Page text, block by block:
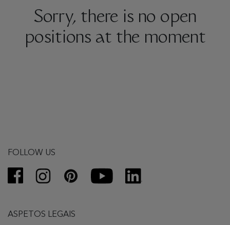
Sorry, there is no open
positions at the moment
FOLLOW US
ASPETOS LEGAIS